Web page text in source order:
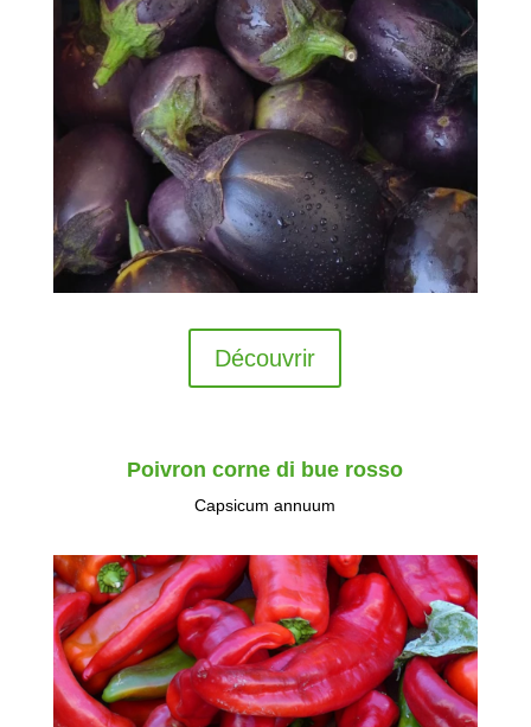
Découvrir
Poivron corne di bue rosso
Capsicum annuum